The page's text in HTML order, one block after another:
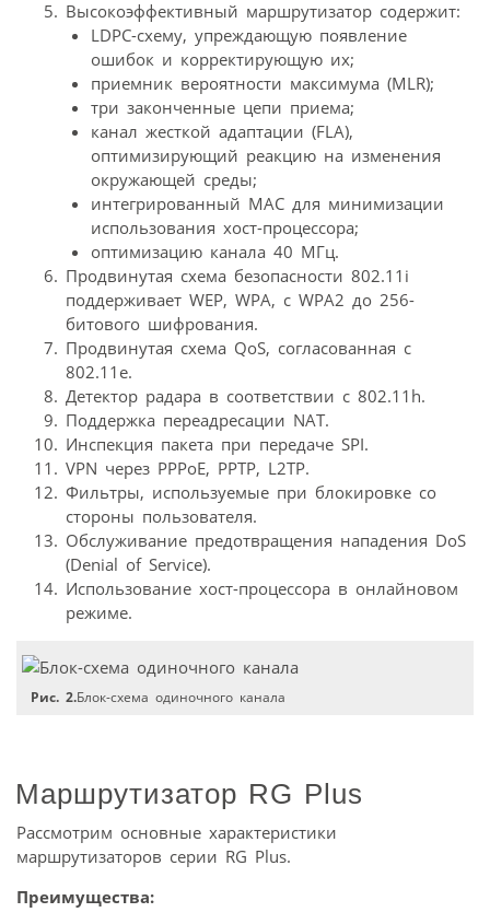
Высокоэффективный маршрутизатор содержит:
LDPC-схему, упреждающую появление
ошибок и корректирующую их;
приемник вероятности максимума (MLR);
три законченные цепи приема;
канал жесткой адаптации (FLA),
оптимизирующий реакцию на изменения
окружающей среды;
интегрированный МАС для минимизации
использования хост-процессора;
оптимизацию канала 40 МГц.
Продвинутая схема безопасности 802.11i
поддерживает WEP, WPA, с WPA2 до 256-
битового шифрования.
Продвинутая схема QoS, согласованная с
802.11e.
Детектор радара в соответствии с 802.11h.
Поддержка переадресации NAT.
Инспекция пакета при передаче SPI.
VPN через PPPoE, PPTP, L2TP.
Фильтры, используемые при блокировке со
стороны пользователя.
Обслуживание предотвращения нападения DoS
(Denial of Service).
Использование хост-процессора в онлайновом
режиме.
Рис. 2.Блок-схема одиночного канала
Маршрутизатор RG Plus
Рассмотрим основные характеристики
маршрутизаторов серии RG Plus.
Преимущества: